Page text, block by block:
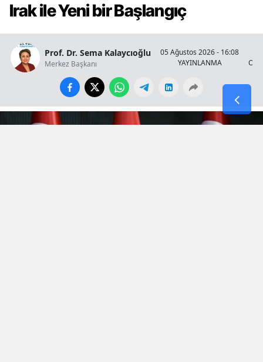
Irak ile Yeni bir Başlangıç
Prof. Dr. Sema Kalaycıoğlu
Merkez Başkanı
05 Ağustos 2026 - 16:08
YAYINLANMA